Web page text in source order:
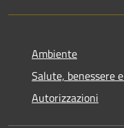
Ambiente
Salute, benessere
Autorizzazioni